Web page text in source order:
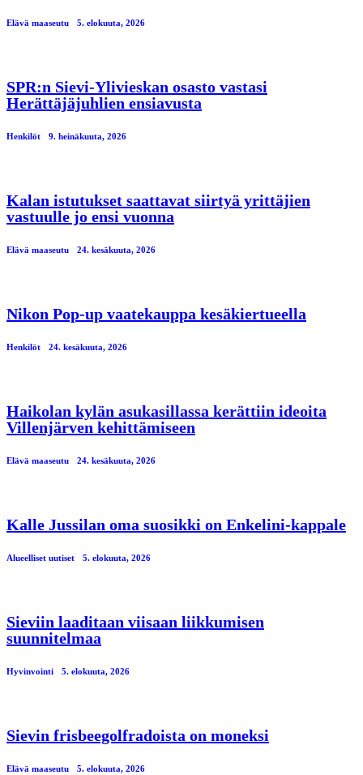
Elävä maaseutu 5. elokuuta, 2026
SPR:n Sievi-Ylivieskan osasto vastasi
Herättäjäjuhlien ensiavusta
Henkilöt 9. heinäkuuta, 2026
Kalan istutukset saattavat siirtyä yrittäjien
vastuulle jo ensi vuonna
Elävä maaseutu 24. kesäkuuta, 2026
Nikon Pop-up vaatekauppa kesäkiertueella
Henkilöt 24. kesäkuuta, 2026
Haikolan kylän asukasillassa kerättiin ideoita
Villenjärven kehittämiseen
Elävä maaseutu 24. kesäkuuta, 2026
Kalle Jussilan oma suosikki on Enkelini-kappale
Alueelliset uutiset 5. elokuuta, 2026
Sieviin laaditaan viisaan liikkumisen
suunnitelmaa
Hyvinvointi 5. elokuuta, 2026
Sievin frisbeegolfradoista on moneksi
Elävä maaseutu 5. elokuuta, 2026